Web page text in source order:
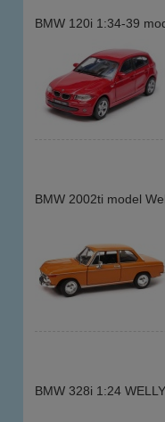
BMW 120i 1:34-39
BMW 2002ti model
BMW 328i 1:24 WELLY